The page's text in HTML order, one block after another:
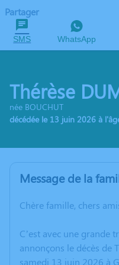
Partager
SMS WhatsApp
Thérèse
née BOUCHUT
décédée le 13 juin 2026 à
Message de la
Chère famille, chers
C’est avec une grande
annonçons le décès de
samedi 13 juin 2026 à